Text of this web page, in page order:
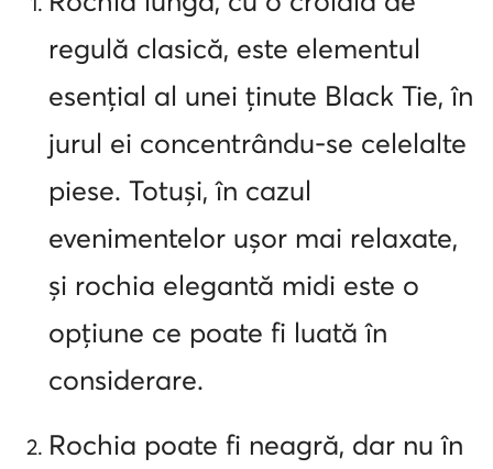
regulă clasică, este elementul
esențial al unei ținute Black Tie, în
jurul ei concentrându-se celelalte
piese. Totuși, în cazul
evenimentelor ușor mai relaxate,
și rochia elegantă midi este o
opțiune ce poate fi luată în
considerare.
Rochia poate fi neagră, dar nu în